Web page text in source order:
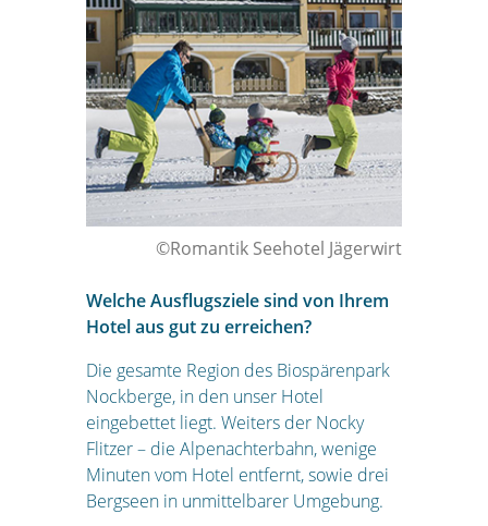
©Romantik Seehotel Jägerwirt
Welche Ausflugsziele sind von Ihrem
Hotel aus gut zu erreichen?
Die gesamte Region des Biospärenpark
Nockberge, in den unser Hotel
eingebettet liegt. Weiters der Nocky
Flitzer – die Alpenachterbahn, wenige
Minuten vom Hotel entfernt, sowie drei
Bergseen in unmittelbarer Umgebung.